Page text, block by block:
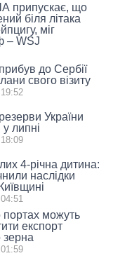
припускає, що
біля літака
міг
– WSJ
до Сербії
свого візиту
України
липні
4-річна дитина:
наслідки
можуть
експорт
зерна